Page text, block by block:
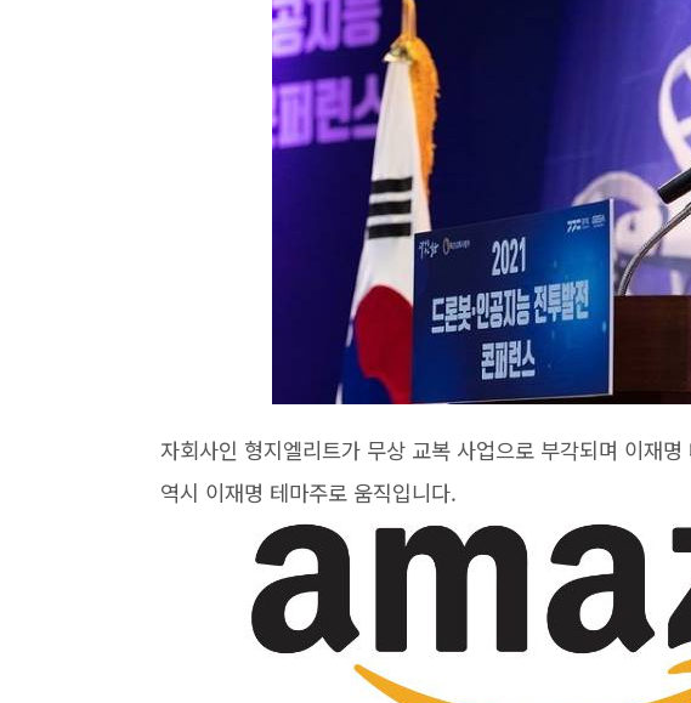
자회사인 형지엘리트가 무상 교복 사업으로 부각되며 이재
역시 이재명 테마주로 움직입니다.